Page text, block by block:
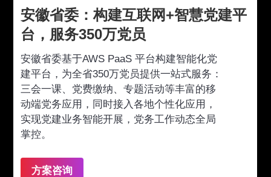
安徽省委：构建互联网+智慧党建平
台，服务350万党员
安徽省委基于AWS PaaS 平台构建智能化党
建平台，为全省350万党员提供一站式服务：
三会一课、党费缴纳、专题活动等丰富的移
动端党务应用，同时接入各地个性化应用，
实现党建业务智能开展，党务工作动态全局
掌控。
方案咨询